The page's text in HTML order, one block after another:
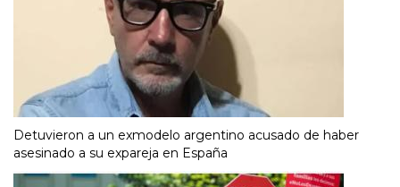
Detuvieron a un exmodelo argentino acusado de haber
asesinado a su expareja en España